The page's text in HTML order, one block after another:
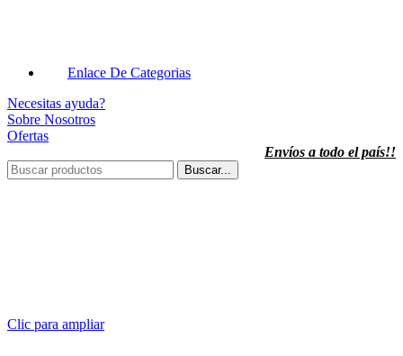
Enlace De Categorias
Necesitas ayuda?
Sobre Nosotros
Ofertas
Envíos a todo el país!!
Buscar...
Clic para ampliar